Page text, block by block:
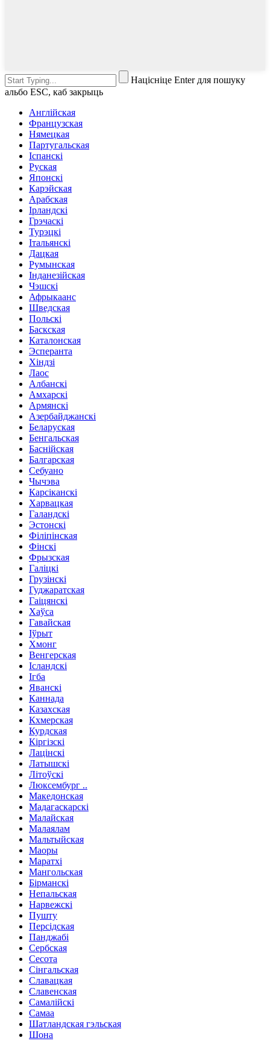
Націсніце Enter для пошуку
альбо ESC, каб закрыць
Англійская
Французская
Нямецкая
Партугальская
Іспанскі
Руская
Японскі
Карэйская
Арабская
Ірландскі
Грэчаскі
Турэцкі
Італьянскі
Дацкая
Румынская
Інданезійская
Чэшскі
Афрыкаанс
Шведская
Польскі
Баскская
Каталонская
Эсперанта
Хіндзі
Лаос
Албанскі
Амхарскі
Армянскі
Азербайджанскі
Беларуская
Бенгальская
Баснійская
Балгарская
Себуано
Чычэва
Карсіканскі
Харвацкая
Галандскі
Эстонскі
Філіпінская
Фінскі
Фрызская
Галіцкі
Грузінскі
Гуджаратская
Гаіцянскі
Хаўса
Гавайская
Іўрыт
Хмонг
Венгерская
Ісландскі
Ігба
Яванскі
Каннада
Казахская
Кхмерская
Курдская
Кіргізскі
Лацінскі
Латышскі
Літоўскі
Люксембург ..
Македонская
Мадагаскарскі
Малайская
Малаялам
Мальтыйская
Маоры
Маратхі
Мангольская
Бірманскі
Непальская
Нарвежскі
Пушту
Персідская
Панджабі
Сербская
Сесота
Сінгальская
Славацкая
Славенская
Самалійскі
Самаа
Шатландская гэльская
Шона